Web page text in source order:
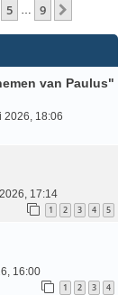
5 9
van Paulus"
2026, 18:06
17:14
1 2 3 4 5
16:00
1 2 3 4